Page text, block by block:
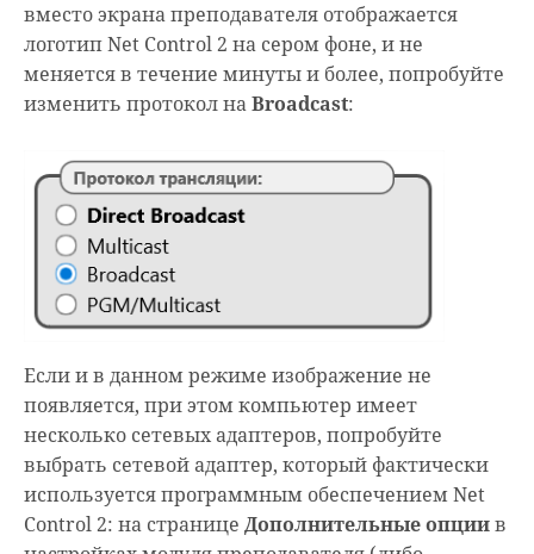
вместо экрана преподавателя отображается
логотип Net Control 2 на сером фоне, и не
меняется в течение минуты и более, попробуйте
изменить протокол наBroadcast:
Если и в данном режиме изображение не
появляется, при этом компьютер имеет
несколько сетевых адаптеров, попробуйте
выбрать сетевой адаптер, который фактически
используется программным обеспечением Net
Control 2: на странице Дополнительные опциив